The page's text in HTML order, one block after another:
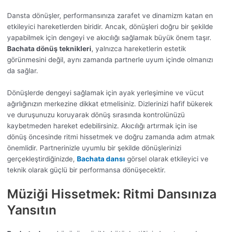
Dansta dönüşler, performansınıza zarafet ve dinamizm katan en
etkileyici hareketlerden biridir. Ancak, dönüşleri doğru bir şekilde
yapabilmek için dengeyi ve akıcılığı sağlamak büyük önem taşır.
Bachata dönüş teknikleri, yalnızca hareketlerin estetik
görünmesini değil, aynı zamanda partnerle uyum içinde olmanızı
da sağlar.
Dönüşlerde dengeyi sağlamak için ayak yerleşimine ve vücut
ağırlığınızın merkezine dikkat etmelisiniz. Dizlerinizi hafif bükerek
ve duruşunuzu koruyarak dönüş sırasında kontrolünüzü
kaybetmeden hareket edebilirsiniz. Akıcılığı artırmak için ise
dönüş öncesinde ritmi hissetmek ve doğru zamanda adım atmak
önemlidir. Partnerinizle uyumlu bir şekilde dönüşlerinizi
gerçekleştirdiğinizde, Bachata dansı görsel olarak etkileyici ve
teknik olarak güçlü bir performansa dönüşecektir.
Müziği Hissetmek: Ritmi Dansınıza
Yansıtın